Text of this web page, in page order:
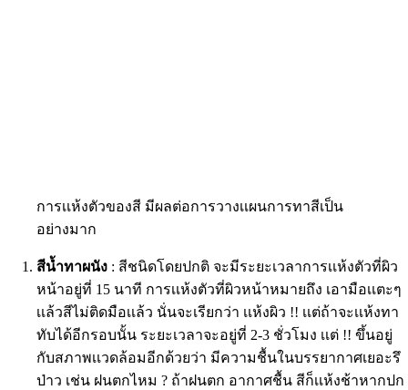
การเเห้งตัวของสี มีผลต่อการวางเเผนการทาสีเป็น
อย่างมาก
สีน้ำทาผนัง : สีชนิดโดยปกติ จะมีระยะเวลาการเเห้งตัวที่ผิว
หน้าอยู่ที่ 15 นาที การเเห้งตัวที่ผิวหน้าหมายถึง เอามือเเตะๆ
เเล้วสีไม่ติดมือเเล้ว นั่นจะเรียกว่า เเห้งผิว !! เเต่ถ้าจะเเห้งทา
ทับได้อีกรอบนั้น ระยะเวลาจะอยู่ที่ 2-3 ชั่วโมง เเต่ !! ขึ้นอยู่
กับสภาพเเวดล้อมอีกด้วยว่า มีความชื้นในบรรยากาศเยอะรึ
ป่าว เช่น ฝนตกไหม ? ถ้าฝนตก อากาศชื้น สีก็เเห้งช้าหากปก